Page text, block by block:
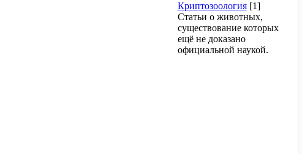
Криптозоология [1]
Статьи о животных,
существование которых
ещё не доказано
официальной наукой.